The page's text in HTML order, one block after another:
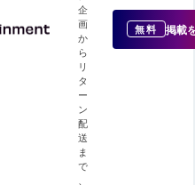
企
画
か
ら
リ
タ
ー
ン
配
送
ま
で
無料 掲載